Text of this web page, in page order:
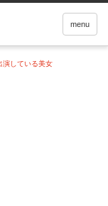
menu
している美女